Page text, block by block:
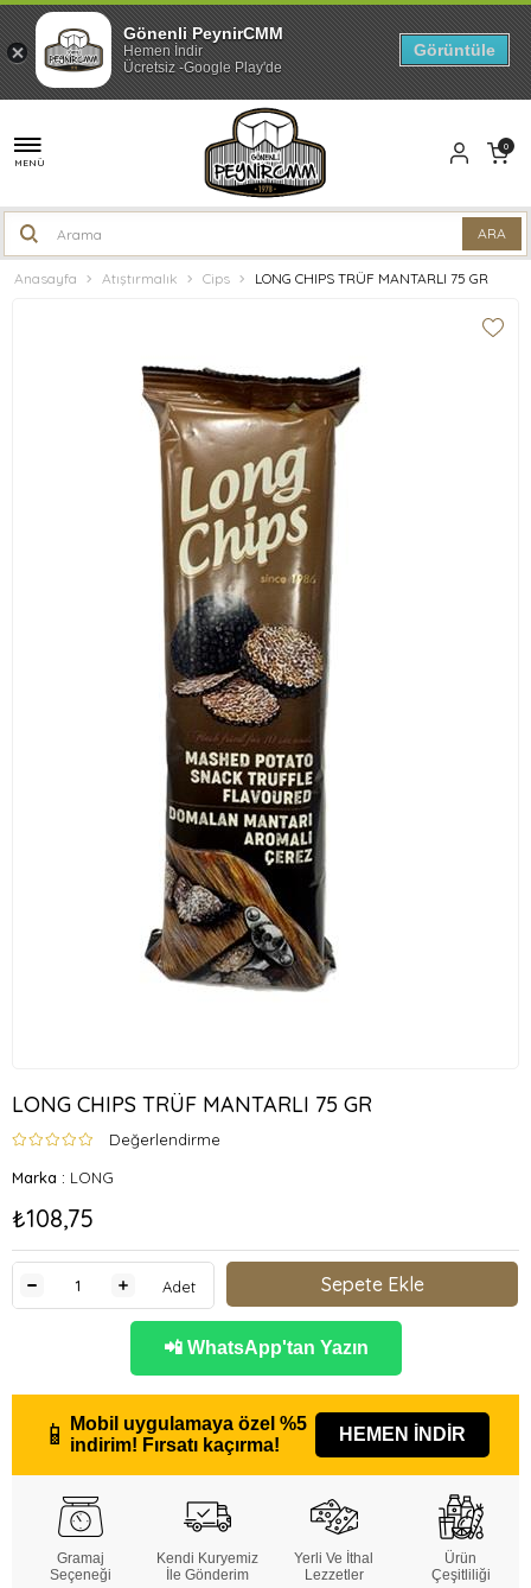
MENÜ
0
Anasayfa Atıştırmalık Cips LONG CHIPS TRÜF MANTARLI 75 GR
LONG CHIPS TRÜF MANTARLI 75 GR
Değerlendirme
Marka : LONG
₺108,75
Adet
📲 WhatsApp'tan Yazın
📱 Mobil uygulamaya özel %5
indirim! Fırsatı kaçırma!
HEMEN İNDİR
Gramaj
Seçeneği
Kendi Kuryemiz
İle Gönderim
Yerli Ve İthal
Lezzetler
Ürün
Çeşitliliği
Gönenli PeynirCMM
Hemen İndir
Ücretsiz -Google Play'de
Görüntüle